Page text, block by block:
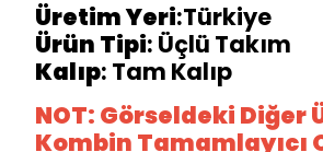
ÜretimYeri:Türkiye
Ürün Tipi: Üçlü Takım
Kalıp: Tam Kalıp
NOT: Görseldeki Diğer
Kombin Tamamlayıcı